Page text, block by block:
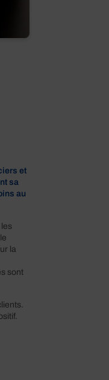
et
sa
au
la
sont